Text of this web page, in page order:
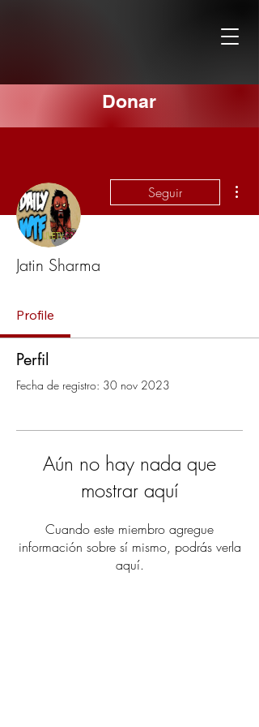
Donar
Seguir
Jatin Sharma
Profile
Perfil
Fecha de registro: 30 nov 2023
Aún no hay nada que
mostrar aquí
Cuando este miembro agregue
información sobre sí mismo, podrás verla
aquí.